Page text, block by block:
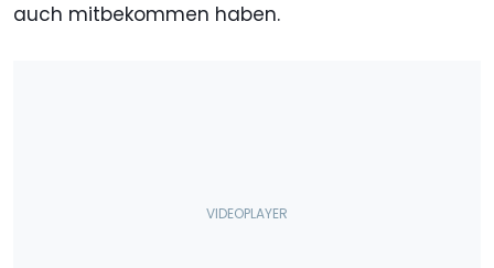
auch mitbekommen haben.